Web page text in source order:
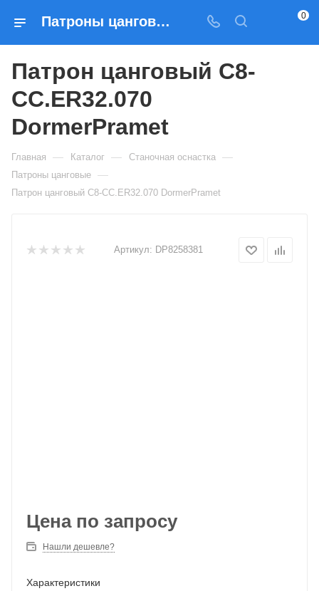
Патроны цанговые Патрон цанговый C8-CC.ER32.070 DormerPramet — купить по выгодным ценам в Москве 0
Патрон цанговый C8-
CC.ER32.070
DormerPramet
Главная — Каталог — Станочная оснастка —
Патроны цанговые —
Патрон цанговый C8-CC.ER32.070 DormerPramet
Артикул: DP8258381
Цена по запросу
Нашли дешевле?
Характеристики